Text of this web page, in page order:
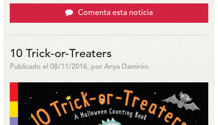
Comenta esta noticia
10 Trick-or-Treaters
Publicado el 08/11/2016, por Anya Damirón